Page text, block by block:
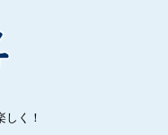
く！